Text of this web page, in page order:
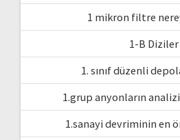
1 mikron filtre
1-B Diziler
1. sınıf düzenli
1.grup anyonların
1.sanayi devriminin en